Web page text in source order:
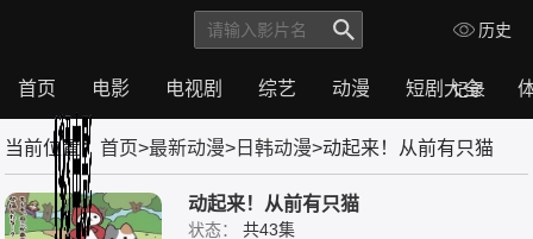
历史
记录
首页 电影 电视剧 综艺 动漫 短剧大全
页
影
视
剧
艺
漫
剧
大
全
育
当前位置：首页>最新动漫> 日韩动漫>动起来！从前有只猫
动起来！从前有只猫
状态：
共43集